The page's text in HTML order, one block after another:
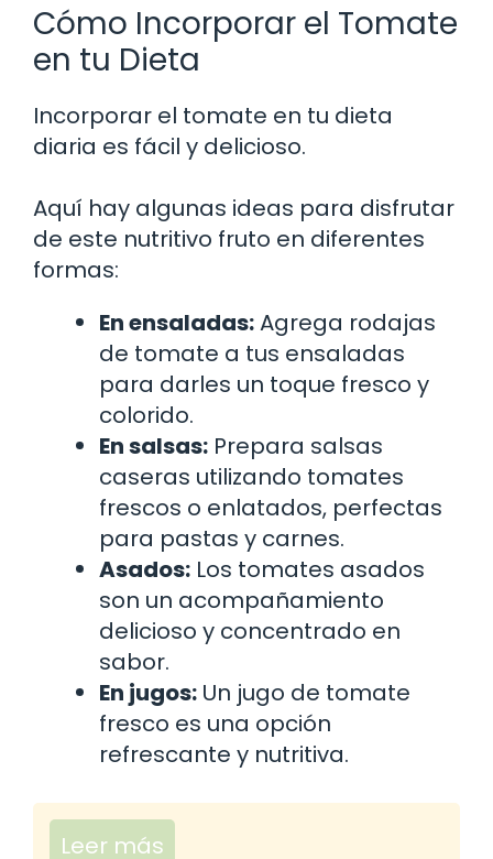
Cómo Incorporar el Tomate
en tu Dieta
Incorporar el tomate en tu dieta
diaria es fácil y delicioso.
Aquí hay algunas ideas para disfrutar
de este nutritivo fruto en diferentes
formas:
En ensaladas:Agrega rodajas
de tomate a tus ensaladas
para darles un toque fresco y
colorido.
En salsas: Prepara salsas
caseras utilizando tomates
frescos o enlatados, perfectas
para pastas y carnes.
Asados: Los tomates asados
son un acompañamiento
delicioso y concentrado en
sabor.
En jugos: Un jugo de tomate
fresco es una opción
refrescante y nutritiva.
Leer más